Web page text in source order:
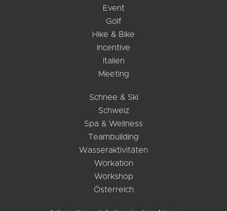
Event
Golf
Hike & Bike
Incentive
Italien
Meeting
Schnee & Ski
Schweiz
Spa & Wellness
Teambuilding
Wasseraktivitäten
Workation
Workshop
Österreich